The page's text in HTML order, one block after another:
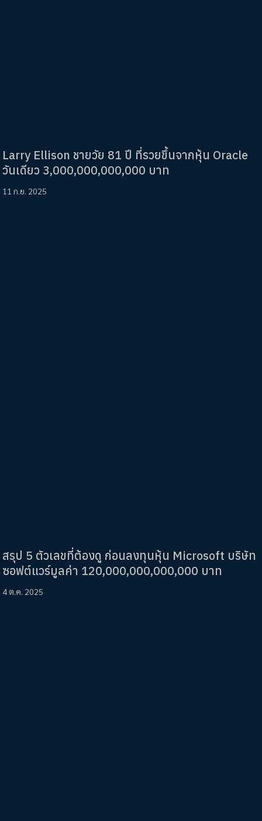
Larry Ellison ชายวัย 81 ปี ที่รวยขึ้นจากหุ้น Oracle
วันเดียว 3,000,000,000,000 บาท
11 ก.ย. 2025
สรุป 5 ตัวเลขที่ต้องดู ก่อนลงทุนหุ้น Microsoft บริษัท
ซอฟต์แวร์มูลค่า 120,000,000,000,000 บาท
4 ต.ค. 2025